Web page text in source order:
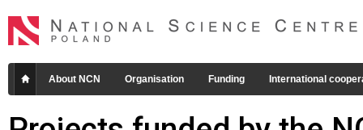
About NCN Organisation Funding International